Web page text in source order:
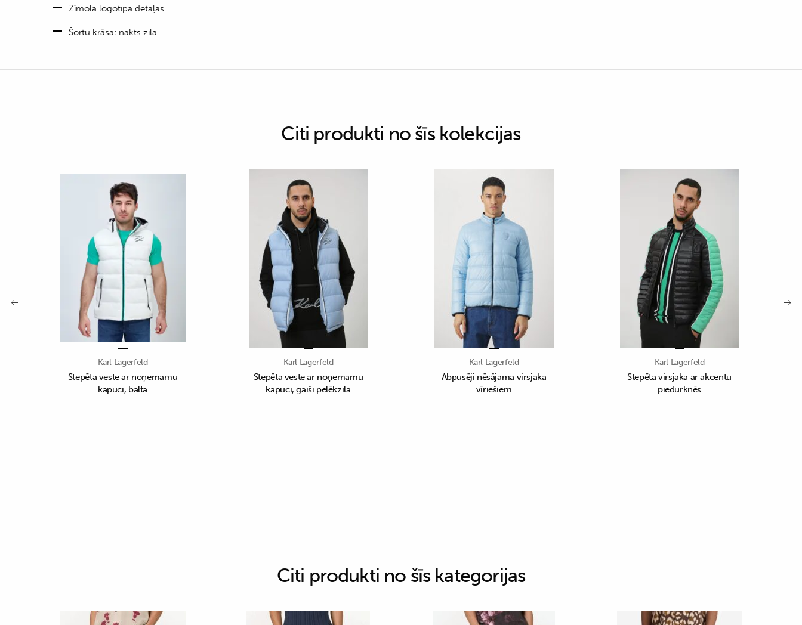
Zīmola logotipa detaļas
Šortu krāsa: nakts zila
Citi produkti no šīs kolekcijas
Karl Lagerfeld
Stepēta veste ar noņemamu
kapuci, balta
Karl Lagerfeld
Stepēta veste ar noņemamu
kapuci, gaiši pelēkzila
Karl Lagerfeld
Abpusēji nēsājama virsjaka
vīriešiem
Karl Lagerfeld
Stepēta virsjaka ar akcentu
piedurknēs
Citi produkti no šīs kategorijas